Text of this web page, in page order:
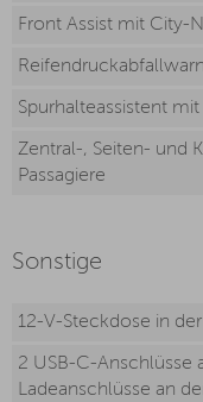
Front Assist mit City-
Spurhalteassistent mit
Zentral-, Seiten- und
Passagiere
Sonstige
12-V-Steckdose in
2 USB-C-Anschlüsse
Ladeanschlüsse an